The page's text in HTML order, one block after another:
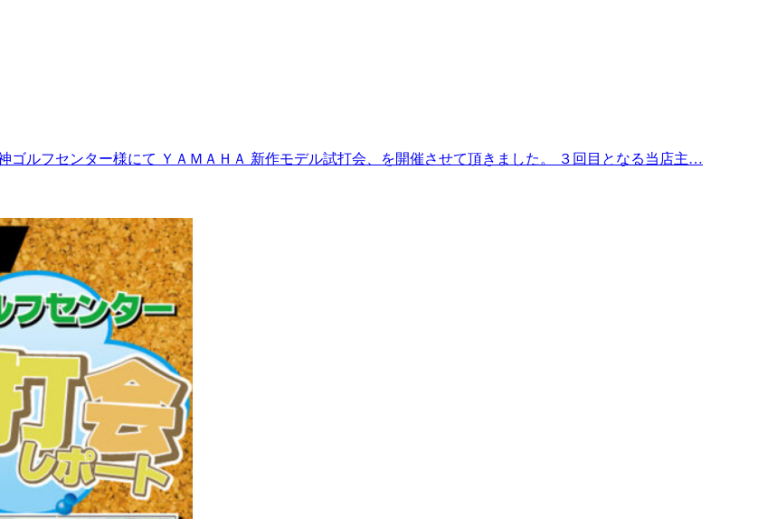
ゴルフセンター様にて ＹＡＭＡＨＡ 新作モデル試打会、を開催させて頂きました。 ３回目となる当店主…